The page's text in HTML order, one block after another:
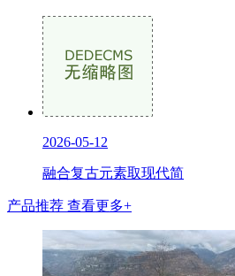
2026-05-12
融合复古元素取现代简
产品推荐 查看更多+